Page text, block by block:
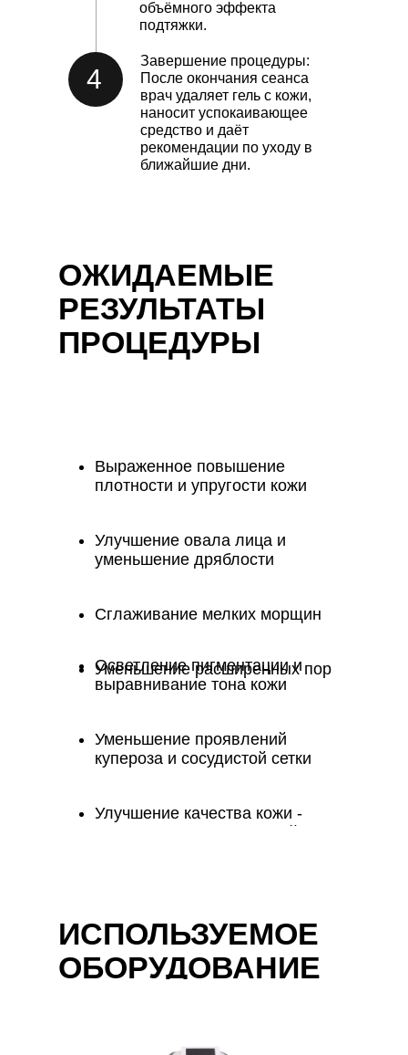
объёмного эффекта
подтяжки.
Завершение процедуры:
После окончания сеанса
врач удаляет гель с кожи,
наносит успокаивающее
средство и даёт
рекомендации по уходу в
ближайшие дни.
4
ОЖИДАЕМЫЕ
РЕЗУЛЬТАТЫ
ПРОЦЕДУРЫ
Выраженное повышение
плотности и упругости кожи
Улучшение овала лица и
уменьшение дряблости
Сглаживание мелких морщин
Уменьшение расширенных пор
Осветление пигментации и
выравнивание тона кожи
Уменьшение проявлений
купероза и сосудистой сетки
Улучшение качества кожи -
ИСПОЛЬЗУЕМОЕ
ОБОРУДОВАНИЕ